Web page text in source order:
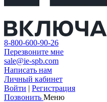
8-800-600-90-26
Перезвоните мне
sale@ie-spb.com
Написать нам
Личный кабинет
Войти | Регистрация
Позвонить Меню